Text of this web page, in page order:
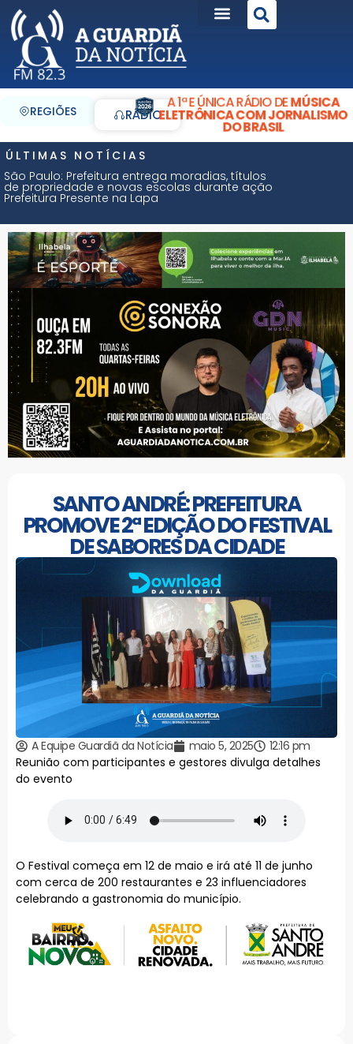
REGIÕES RÁDIO
A 1ª E ÚNICA RÁDIO DEMÚSICA
ELETRÔNICA COM JORNALISMO
DO BRASIL
ÚLTIMAS NOTÍCIAS
São Paulo: Prefeitura entrega moradias, títulos
de propriedade e novas escolas durante ação
Prefeitura Presente na Lapa
SANTO ANDRÉ: PREFEITURA
PROMOVE 2ª EDIÇÃO DO FESTIVAL
DE SABORES DA CIDADE
A Equipe Guardiã da Notícia maio 5, 2025
12:16 pm
Reunião com participantes e gestores divulga detalhes
do evento
O Festival começa em 12 de maio e irá até 11 de junho
com cerca de 200 restaurantes e 23 influenciadores
celebrando a gastronomia do município.